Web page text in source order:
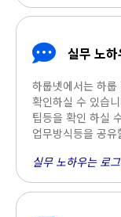
실무 노하
하룹넷에서는 하
확인하실 수 있습
팁등을 확인 하실
업무방식등을 공
실무 노하우는 로